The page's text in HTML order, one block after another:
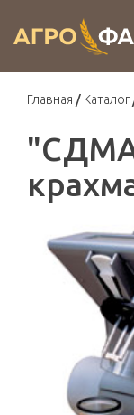
Главная Каталог